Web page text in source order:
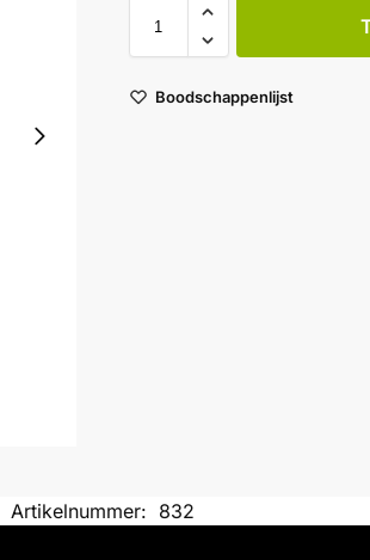
Boodschappenlijst
Artikelnummer: 832